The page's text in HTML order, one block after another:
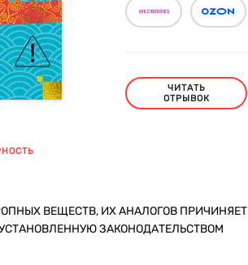
ЧИТАТЬ
ОТРЫВОК
ВЕЩЕСТВ, ИХ АНАЛОГОВ ПРИЧИНЯЕТ
ЗАКОНОДАТЕЛЬСТВОМ